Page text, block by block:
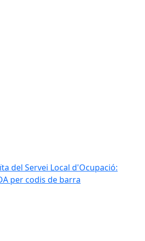
del Servei Local d'Ocupació:
per codis de barra